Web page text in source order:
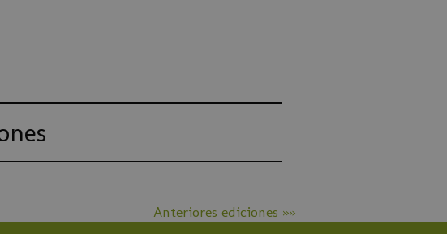
Anteriores ediciones »»